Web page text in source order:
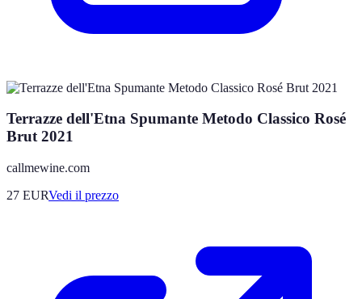
Terrazze dell'Etna Spumante Metodo Classico Rosé
Brut 2021
callmewine.com
27 EURVedi il prezzo